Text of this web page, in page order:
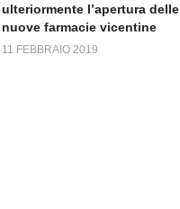
ulteriormente l’apertura delle
nuove farmacie vicentine
11 FEBBRAIO 2019